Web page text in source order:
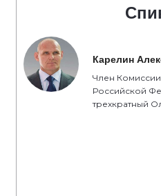
Карелин
Член Комиссии
Российской
трехкратный